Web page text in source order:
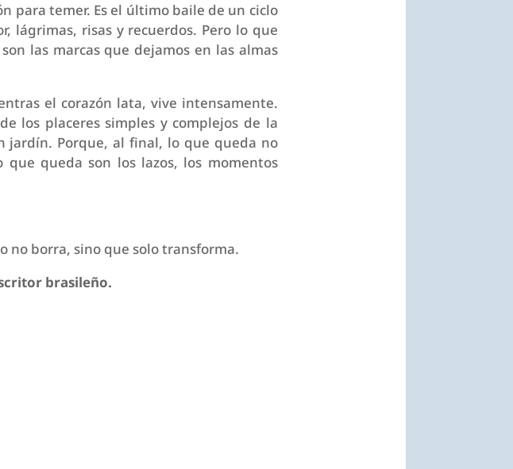
para temer. Es el último baile de un ciclo
lágrimas, risas y recuerdos. Pero lo que
las marcas que dejamos en las almas
el corazón lata, vive intensamente.
los placeres simples y complejos de la
jardín. Porque, al final, lo que queda no
queda son los lazos, los momentos
no borra, sino que solo transforma.
brasileño.